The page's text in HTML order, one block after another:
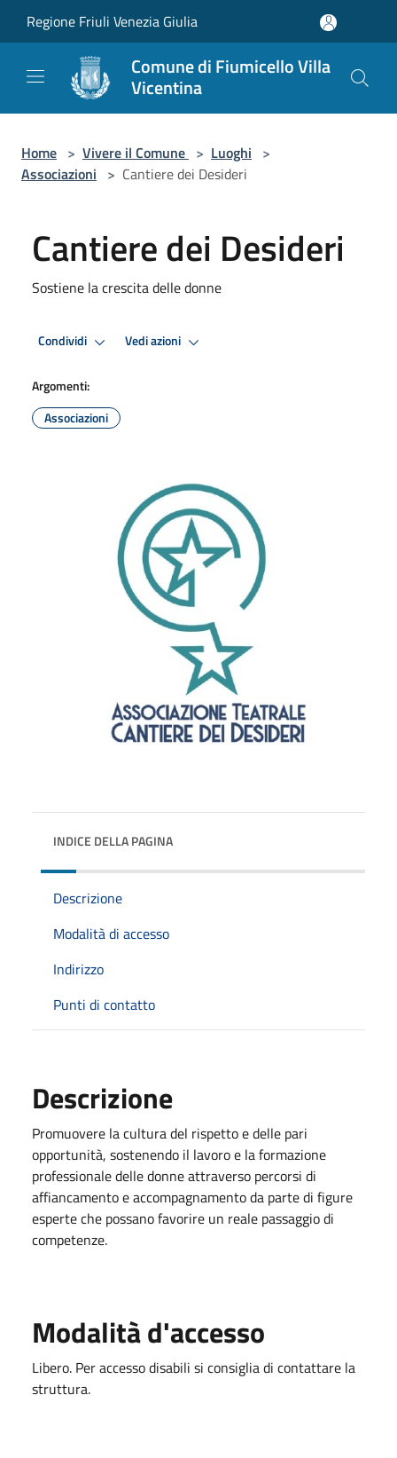
Regione Friuli Venezia Giulia
Comune di Fiumicello Villa
Vicentina
Home > Vivere il Comune > Luoghi >
Associazioni > Cantiere dei Desideri
Cantiere dei Desideri
Sostiene la crescita delle donne
Condividi Vedi azioni
Argomenti:
Associazioni
INDICE DELLA PAGINA
Descrizione
Modalità di accesso
Indirizzo
Punti di contatto
Descrizione
Promuovere la cultura del rispetto e delle pari
opportunità, sostenendo il lavoro e la formazione
professionale delle donne attraverso percorsi di
affiancamento e accompagnamento da parte di figure
esperte che possano favorire un reale passaggio di
competenze.
Modalità d'accesso
Libero. Per accesso disabili si consiglia di contattare la
struttura.